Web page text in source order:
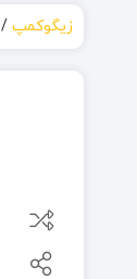
زیگوکمپ/